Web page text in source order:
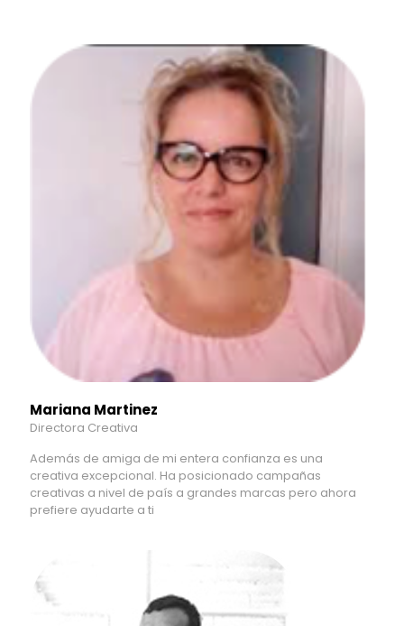
Mariana Martinez
Directora Creativa
Además de amiga de mi entera confianza es una
creativa excepcional. Ha posicionado campañas
creativas a nivel de país a grandes marcas pero ahora
prefiere ayudarte a ti